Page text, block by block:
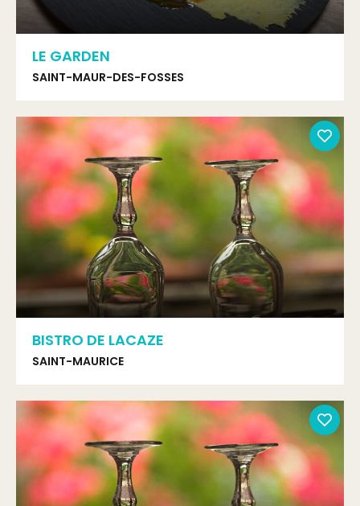
LE GARDEN
SAINT-MAUR-DES-FOSSES
BISTRO DE LACAZE
SAINT-MAURICE